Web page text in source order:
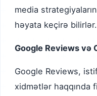
media
həyata keçirə bilirlər.
Google Reviews və
Google Reviews,
xidmətlər haqqında